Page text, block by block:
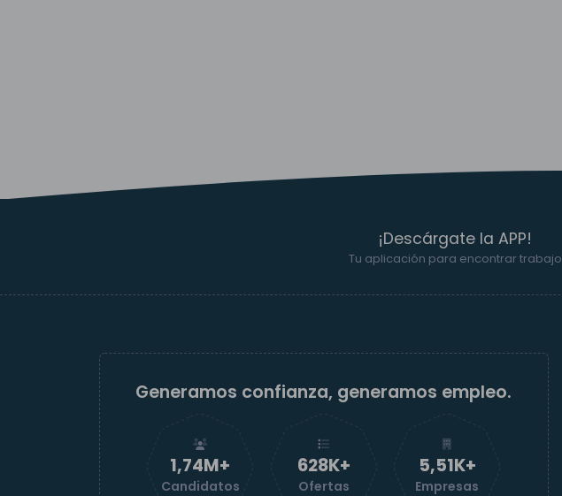
¡Descárgate la APP!
Tu aplicación para encontrar trabajo
Generamos confianza, generamos empleo.
1,74M+
Candidatos
629K+
Ofertas
5,52K+
Empresas